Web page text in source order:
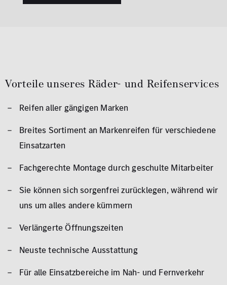
Vorteile unseres Räder- und Reifenservices
Reifen aller gängigen Marken
Breites Sortiment an Markenreifen für verschiedene
Einsatzarten
Fachgerechte Montage durch geschulte Mitarbeiter
Sie können sich sorgenfrei zurücklegen, während wir
uns um alles andere kümmern
Verlängerte Öffnungszeiten
Neuste technische Ausstattung
Für alle Einsatzbereiche im Nah- und Fernverkehr